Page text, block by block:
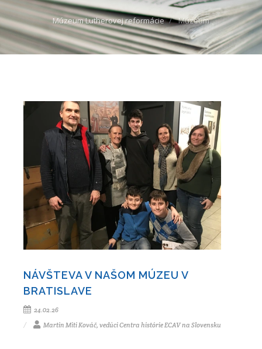
Múzeum Lutherovej reformácie Múzeum
NÁVŠTEVA V NAŠOM MÚZEU V
BRATISLAVE
24.02.26
Martin Miti Kováč, vedúci Centra histórie ECAV na Slovensku